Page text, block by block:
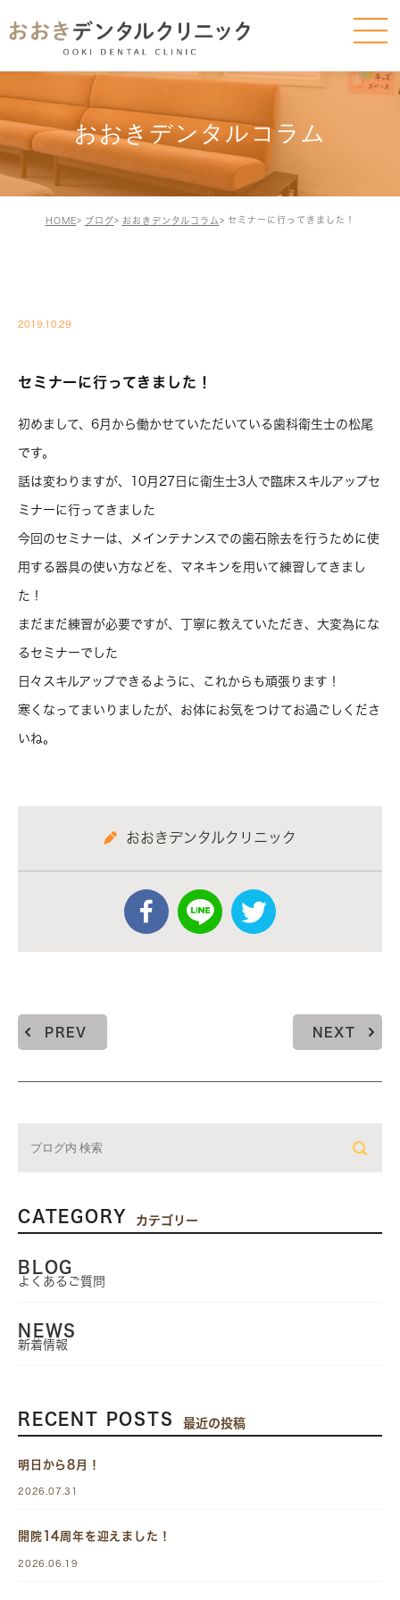
おおきデンタルコラム
HOME ブログ おおきデンタルコラム セミナーに行ってきました！
2019.10.29
セミナーに行ってきました！
初めまして、6月から働かせていただいている歯科衛生士の松尾
です。
話は変わりますが、10月27日に衛生士3人で臨床スキルアップセ
ミナーに行ってきました
今回のセミナーは、メインテナンスでの歯石除去を行うために使
用する器具の使い方などを、マネキンを用いて練習してきまし
た！
まだまだ練習が必要ですが、丁寧に教えていただき、大変為にな
るセミナーでした
日々スキルアップできるように、これからも頑張ります！
寒くなってまいりましたが、お体にお気をつけてお過ごしくださ
いね。
おおきデンタルクリニック
PREV NEXT
CATEGORY カテゴリー
BLOG
よくあるご質問
NEWS
新着情報
RECENT POSTS 最近の投稿
明日から8月！
2026.07.31
開院14周年を迎えました！
2026.06.19